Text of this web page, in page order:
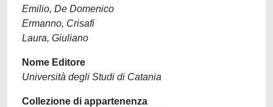
Emilio, De Domenico
Ermanno, Crisafi
Laura, Giuliano
Nome Editore
Università degli Studi di Catania
Collezione di appartenenza